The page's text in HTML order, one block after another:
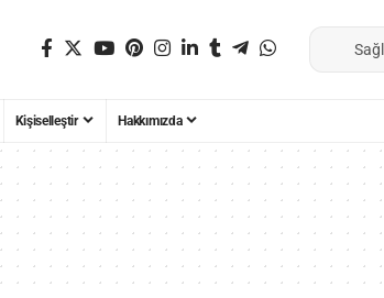
Kişiselleştir Hakkımızda